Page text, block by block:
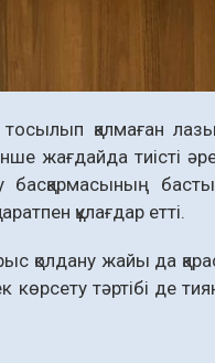
тосылып қалмаған
жағдайда тиісті
құлағдар етті.
қолдану жайы да
тәртібі де